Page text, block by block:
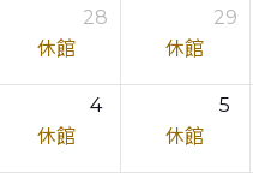
28
休館
29
休館
4
休館
5
休館